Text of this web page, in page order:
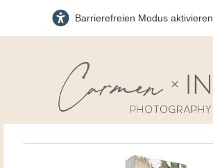
Barrierefreien Modus aktivieren